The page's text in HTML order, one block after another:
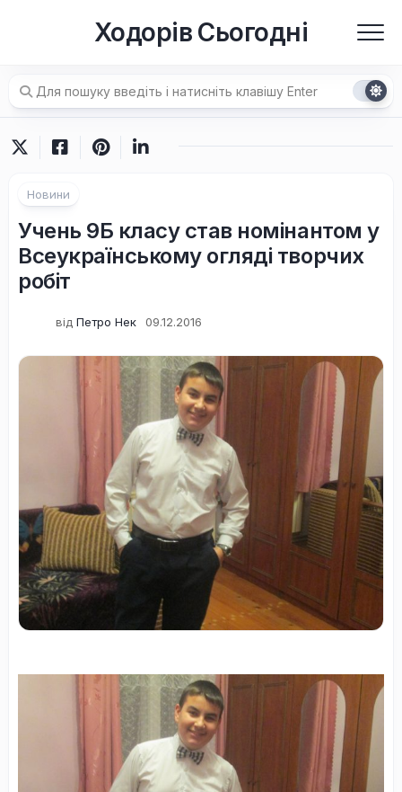
Ходорів Сьогодні
Новини
Учень 9Б класу став номінантом у
Всеукраїнському огляді творчих
робіт
від Петро Нек 09.12.2016